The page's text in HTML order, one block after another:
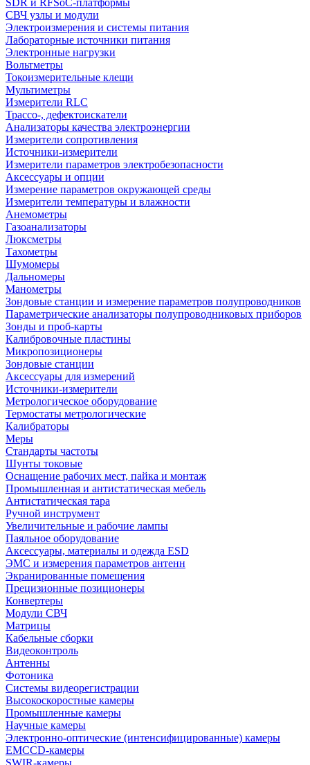
SDR и RFSoC‑платформы
СВЧ узлы и модули
Электроизмерения и системы питания
Лабораторные источники питания
Электронные нагрузки
Вольтметры
Токоизмерительные клещи
Мультиметры
Измерители RLC
Трассо-, дефектоискатели
Анализаторы качества электроэнергии
Измерители сопротивления
Источники-измерители
Измерители параметров электробезопасности
Аксессуары и опции
Измерение параметров окружающей среды
Измерители температуры и влажности
Анемометры
Газоанализаторы
Люксметры
Тахометры
Шумомеры
Дальномеры
Манометры
Зондовые станции и измерение параметров полупроводников
Параметрические анализаторы полупроводниковых приборов
Зонды и проб-карты
Калибровочные пластины
Микропозиционеры
Зондовые станции
Аксессуары для измерений
Источники-измерители
Метрологическое оборудование
Термостаты метрологические
Калибраторы
Меры
Стандарты частоты
Шунты токовые
Оснащение рабочих мест, пайка и монтаж
Промышленная и антистатическая мебель
Антистатическая тара
Ручной инструмент
Увеличительные и рабочие лампы
Паяльное оборудование
Аксессуары, материалы и одежда ESD
ЭМС и измерения параметров антенн
Экранированные помещения
Прецизионные позиционеры
Конвертеры
Модули СВЧ
Матрицы
Кабельные сборки
Видеоконтроль
Антенны
Фотоника
Cистемы видеорегистрации
Высокоскоростные камеры
Промышленные камеры
Научные камеры
Электронно-оптические (интенсифицированные) камеры
EMCCD-камеры
SWIR-камеры